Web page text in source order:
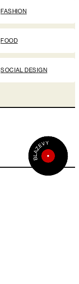
FASHION
FOOD
SOCIAL DESIGN